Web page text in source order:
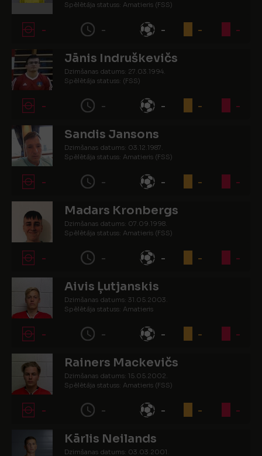
Spēlētāja statuss: Amatieris (FSS)
- - - - -
Jānis Indruškevičs
Dzimšanas datums: 27.03.1994.
Spēlētāja statuss: (FSS)
- - - - -
Sandis Jansons
Dzimšanas datums: 03.12.1987.
Spēlētāja statuss: Amatieris (FSS)
- - - - -
Madars Kronbergs
Dzimšanas datums: 07.09.1998.
Spēlētāja statuss: Amatieris (FSS)
- - - - -
Aivis Ļutjanskis
Dzimšanas datums: 31.05.2003.
Spēlētāja statuss: Amatieris
- - - - -
Rainers Mackevičs
Dzimšanas datums: 15.05.2002.
Spēlētāja statuss: Amatieris (FSS)
- - - - -
Kārlis Neilands
Dzimšanas datums: 03.03.2001.